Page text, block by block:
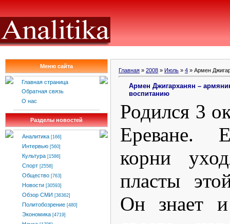
Меню сайта
Главная страница
Обратная связь
О нас
Разделы новостей
Аналитика [166]
Интервью [560]
Культура [1586]
Спорт [2558]
Общество [763]
Новости [30593]
Обзор СМИ [36362]
Политобозрение [480]
Экономика [4719]
Главная » 2008 » Июль » 4 » Армен
Армен Джигарханян –
воспитанию
Родился 3
Ереване.
корни
пласты
Он знает